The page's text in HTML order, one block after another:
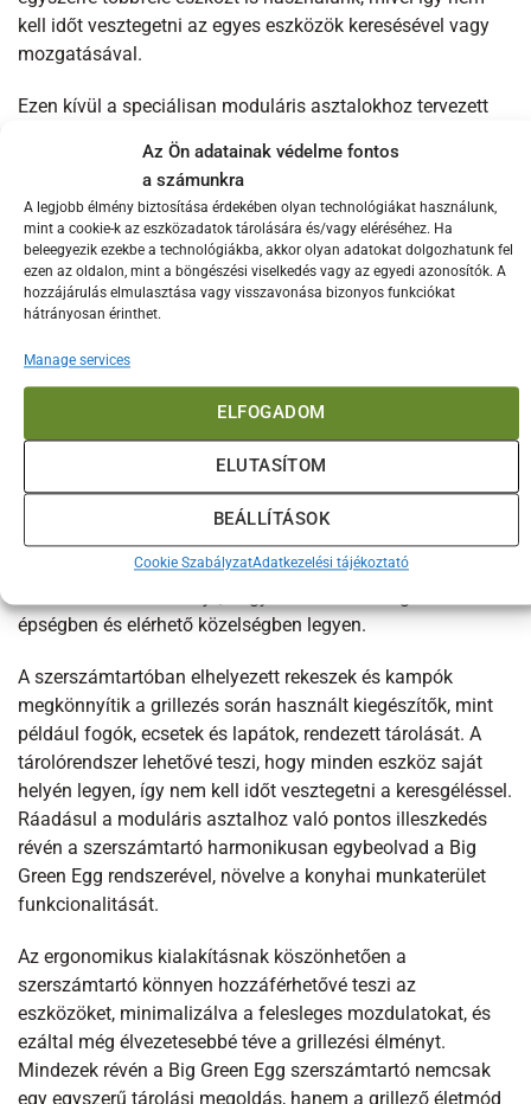
Az Ön adatainak védelme fontos
a számunkra
A legjobb élmény biztosítása érdekében olyan technológiákat használunk,
mint a cookie-k az eszközadatok tárolására és/vagy eléréséhez. Ha
beleegyezik ezekbe a technológiákba, akkor olyan adatokat dolgozhatunk fel
ezen az oldalon, mint a böngészési viselkedés vagy az egyedi azonosítók. A
hozzájárulás elmulasztása vagy visszavonása bizonyos funkciókat
hátrányosan érinthet.
Manage services
ELFOGADOM
ELUTASÍTOM
BEÁLLÍTÁSOK
Cookie SzabályzatAdatkezelési tájékoztató
kell időt vesztegetni az egyes eszközök keresésével vagy
mozgatásával.
Ezen kívül a speciálisan moduláris asztalokhoz tervezett
biztonságosabbak, mivel stabilan illeszkednek az asztal
szerkezetéhez. Így az eszközök nem csúsznak, nem dőlnek
fel, és mindig kényelmesen elérhetők, ami hozzájárul a
balesetmentes munkavégzéshez és a nagyobb kényelmi
szinthez.
A Big Green Egg szerszámtartó kialakítása és
funkcionalitása
A Big Green Egg szerszámtartó úgy lett kialakítva, hogy
moduláris asztalnak. A masszív, időjárásálló anyagoknak
környezet viszontagságainak, például a párának, esőnek és
a napfénynek is. Ez különösen fontos, hiszen a grillezők
gyakran egész évben használják a készüléket, és a
épségben és elérhető közelségben legyen.
A szerszámtartóban elhelyezett rekeszek és kampók
megkönnyítik a grillezés során használt kiegészítők, mint
például fogók, ecsetek és lapátok, rendezett tárolását. A
tárolórendszer lehetővé teszi, hogy minden eszköz saját
helyén legyen, így nem kell időt vesztegetni a keresgéléssel.
Ráadásul a moduláris asztalhoz való pontos illeszkedés
révén a szerszámtartó harmonikusan egybeolvad a Big
Green Egg rendszerével, növelve a konyhai munkaterület
funkcionalitását.
Az ergonomikus kialakításnak köszönhetően a
szerszámtartó könnyen hozzáférhetővé teszi az
eszközöket, minimalizálva a felesleges mozdulatokat, és
ezáltal még élvezetesebbé téve a grillezési élményt.
Mindezek révén a Big Green Egg szerszámtartó nemcsak
egy egyszerű tárolási megoldás, hanem a grillező életmód